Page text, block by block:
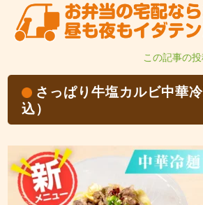
この記事の
さっぱり牛塩カルビ中華
込）